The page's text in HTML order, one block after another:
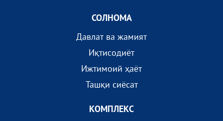
СОЛНОМА
Давлат ва жамият
Иқтисодиёт
Ижтимоий ҳаёт
Ташқи сиёсат
КОМПЛEКС